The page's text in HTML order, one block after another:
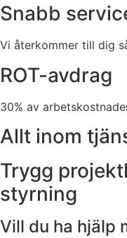
Snabb
Vi återkommer till dig
ROT-avdrag
30% av
Allt inom
Trygg
styrning
Vill du ha hjälp